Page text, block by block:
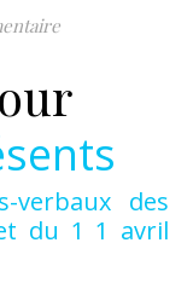
verbaux des
du 1 1 avril